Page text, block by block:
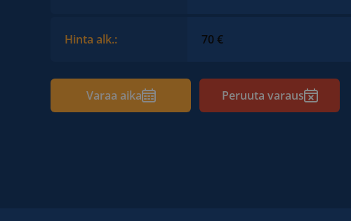
Hinta alk.: 70 €
Varaa aika Peruuta varaus